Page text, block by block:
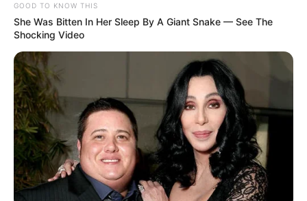
GOOD TO KNOW THIS
She Was Bitten In Her Sleep By A Giant Snake — See The
Shocking Video